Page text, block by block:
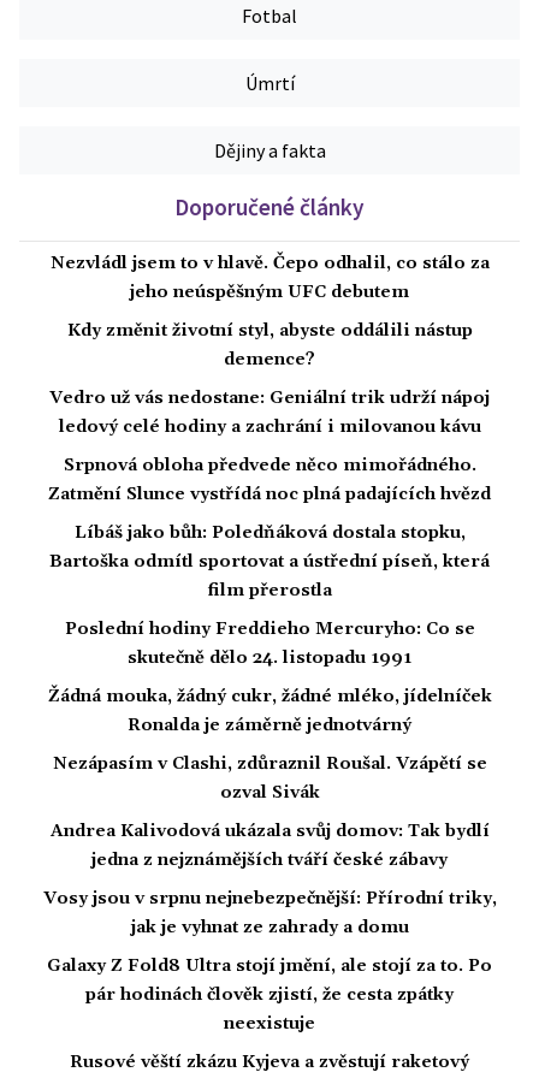
Fotbal
Úmrtí
Dějiny a fakta
Doporučené články
Nezvládl jsem to v hlavě. Čepo odhalil, co stálo za
jeho neúspěšným UFC debutem
Kdy změnit životní styl, abyste oddálili nástup
demence?
Vedro už vás nedostane: Geniální trik udrží nápoj
ledový celé hodiny a zachrání i milovanou kávu
Srpnová obloha předvede něco mimořádného.
Zatmění Slunce vystřídá noc plná padajících hvězd
Líbáš jako bůh: Poledňáková dostala stopku,
Bartoška odmítl sportovat a ústřední píseň, která
film přerostla
Poslední hodiny Freddieho Mercuryho: Co se
skutečně dělo 24. listopadu 1991
Žádná mouka, žádný cukr, žádné mléko, jídelníček
Ronalda je záměrně jednotvárný
Nezápasím v Clashi, zdůraznil Roušal. Vzápětí se
ozval Sivák
Andrea Kalivodová ukázala svůj domov: Tak bydlí
jedna z nejznámějších tváří české zábavy
Vosy jsou v srpnu nejnebezpečnější: Přírodní triky,
jak je vyhnat ze zahrady a domu
Galaxy Z Fold8 Ultra stojí jmění, ale stojí za to. Po
pár hodinách člověk zjistí, že cesta zpátky
neexistuje
Rusové věští zkázu Kyjeva a zvěstují raketový